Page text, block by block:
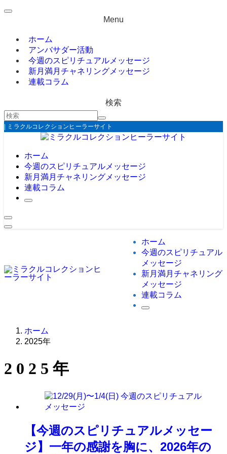
Menu
ホーム
アンバサダー活動
今週のスピリチュアルメッセージ
新月満月チャネリングメッセージ
連載コラム
検索
| ミラクルコレクションヒーラーサイト
ホーム
今週のスピリチュアルメッセージ
新月満月チャネリングメッセージ
連載コラム
ホーム
今週のスピリチュアル
メッセージ
新月満月チャネリング
メッセージ
連載コラム
ホーム
2025年
2025年
【今週のスピリチュアルメッセー
ジ】一年の感謝を胸に、2026年の